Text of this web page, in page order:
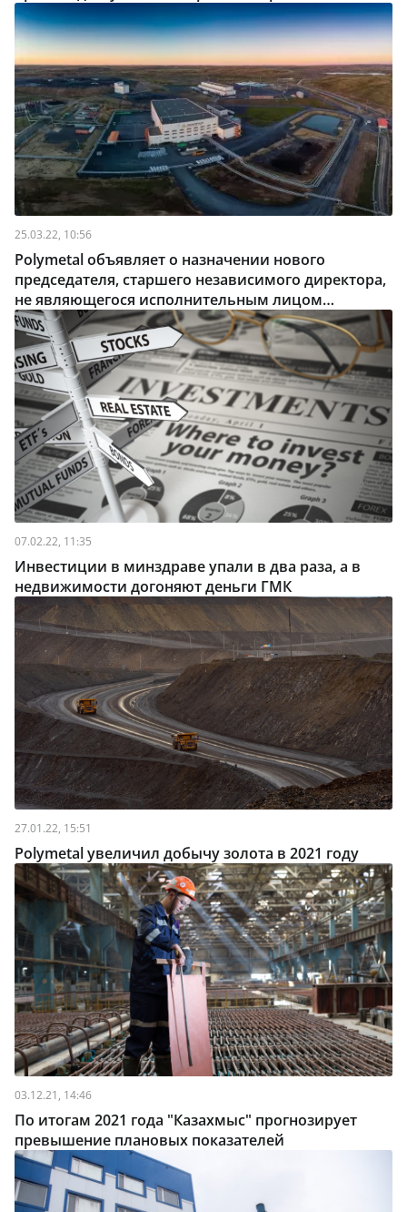
25.03.22, 10:56
Polymetal объявляет о назначении нового
председателя, старшего независимого директора,
не являющегося исполнительным лицом
компании, и состава комитетов совета
директоров
07.02.22, 11:35
Инвестиции в минздраве упали в два раза, а в
недвижимости догоняют деньги ГМК
27.01.22, 15:51
Polymetal увеличил добычу золота в 2021 году
03.12.21, 14:46
По итогам 2021 года "Казахмыс" прогнозирует
превышение плановых показателей